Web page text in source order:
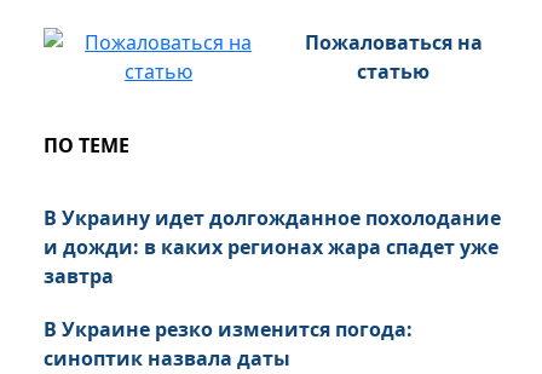
Пожаловаться на
статью
ПО ТЕМЕ
В Украину идет долгожданное похолодание
и дожди: в каких регионах жара спадет уже
завтра
В Украине резко изменится погода:
синоптик назвала даты